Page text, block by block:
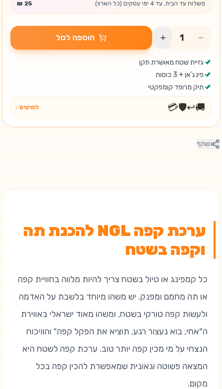
משלוח עד הבית, עד 4 ימי עסקים (כל הארץ)
הוספה לסל
גזיית שטח מאושרת תקן
פינג'אן + 3 כוסות
תיק מרופד קומפקטי
🚚
↩️
🛡️
💳 לפרטים ↓
שתף
ערכת קפה NGL להכנת תה
וקפה בשטח
כל קמפינג או טיול בשטח צריך להיות מלווה בחוויית קפה
או תה מחמם ומפנק. יש משהו מיוחד בלשבת על האדמה
ולעשות קפה טורקי בשטח, ומשהו מאוד ישראלי באווירת
ה"אחי, בוא נעצור רגע, תוציא את הפקל קפה" והוויכוח
הנצחי על מי מכין קפה יותר טוב. ערכת קפה לשטח היא
המצאה פשוטה וגאונית שמאפשרת להכין קפה בכל
מקום.